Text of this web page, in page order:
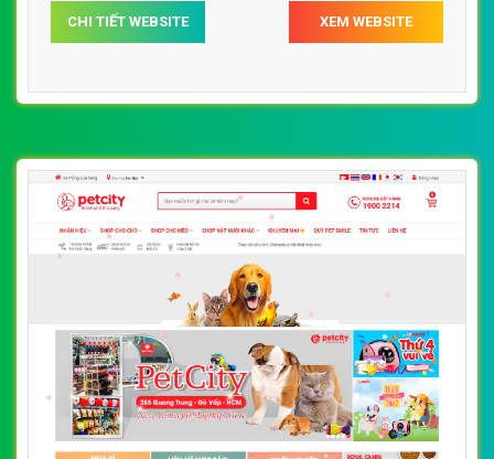
CHI TIẾT WEBSITE XEM WEBSITE